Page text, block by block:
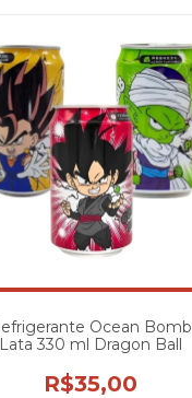
Ocean Bomb
Lata 330 ml Dragon Ball
R$35,00